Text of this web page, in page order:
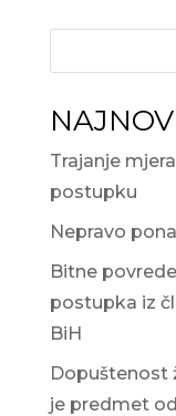
Trajanje
postupku
Nepravo
Bitne
postupka iz
BiH
Dopuštenost
je predmet